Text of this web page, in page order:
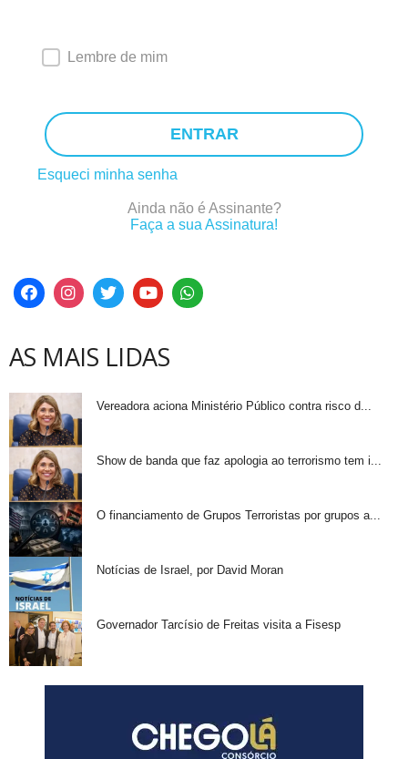
Lembre de mim
ENTRAR
Esqueci minha senha
Ainda não é Assinante?
Faça a sua Assinatura!
AS MAIS LIDAS
Vereadora aciona Ministério Público contra risco d...
Show de banda que faz apologia ao terrorismo tem i...
O financiamento de Grupos Terroristas por grupos a...
Notícias de Israel, por David Moran
Governador Tarcísio de Freitas visita a Fisesp